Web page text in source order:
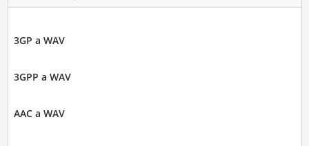
3GP a WAV
3GPP a WAV
AAC a WAV